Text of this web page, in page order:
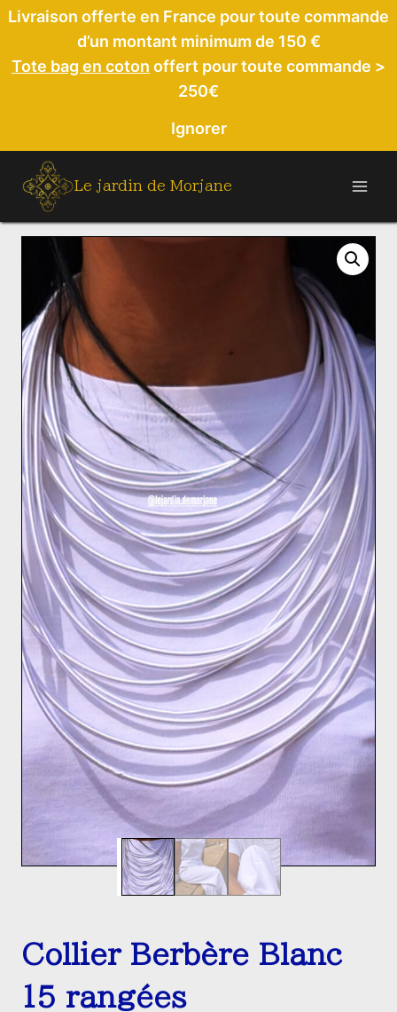
Aller
contenu
Livraison offerte en France pour toute commande
d’un montant minimum de 150 €
Tote bag en coton offert pour toute commande >
250€
Ignorer
Le jardin de Morjane
Collier Berbère Blanc
15 rangées